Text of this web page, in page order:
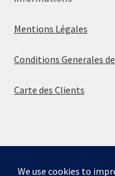
Mentions Légales
Conditions Generales
Carte des Clients
© La boutique de